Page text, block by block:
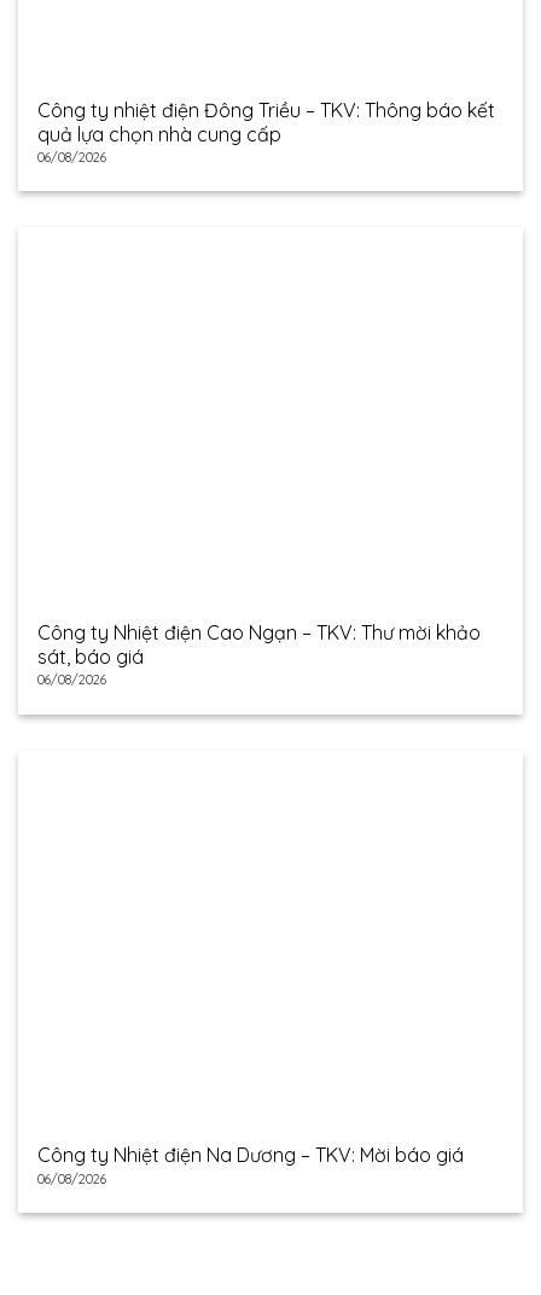
Công ty nhiệt điện Đông Triều – TKV: Thông báo kết
quả lựa chọn nhà cung cấp
06/08/2026
Công ty Nhiệt điện Cao Ngạn – TKV: Thư mời khảo
sát, báo giá
06/08/2026
Công ty Nhiệt điện Na Dương – TKV: Mời báo giá
06/08/2026